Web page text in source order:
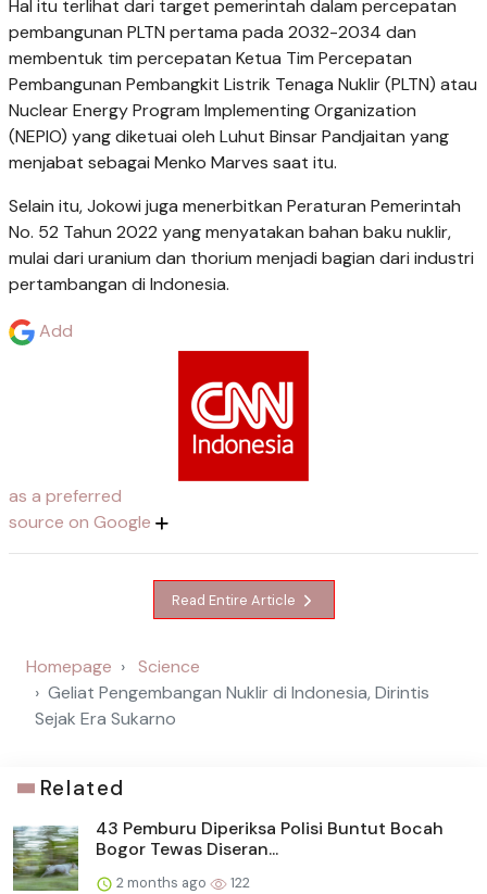
Hal itu terlihat dari target pemerintah dalam percepatan
pembangunan PLTN pertama pada 2032-2034 dan
membentuk tim percepatan Ketua Tim Percepatan
Pembangunan Pembangkit Listrik Tenaga Nuklir (PLTN) atau
Nuclear Energy Program Implementing Organization
(NEPIO) yang diketuai oleh Luhut Binsar Pandjaitan yang
menjabat sebagai Menko Marves saat itu.
Selain itu, Jokowi juga menerbitkan Peraturan Pemerintah
No. 52 Tahun 2022 yang menyatakan bahan baku nuklir,
mulai dari uranium dan thorium menjadi bagian dari industri
pertambangan di Indonesia.
Add
as a preferred
source on Google
Read Entire Article
Homepage
Science
Geliat Pengembangan Nuklir di Indonesia, Dirintis
Sejak Era Sukarno
Related
43 Pemburu Diperiksa Polisi Buntut Bocah
Bogor Tewas Diseran...
2 months ago 122